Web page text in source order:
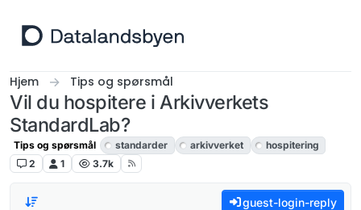
Hjem Tips og spørsmål
Vil du hospitere i Arkivverkets
StandardLab?
Tips og spørsmål standarder arkivverket
hospitering
2
1 3.7k
guest-login-reply